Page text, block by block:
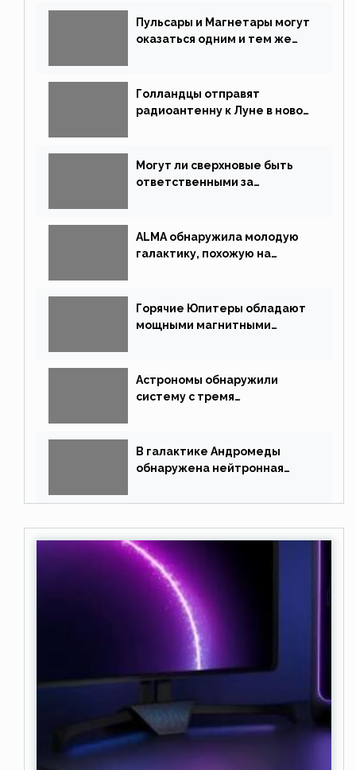
Пульсары и Магнетары могут
оказаться одним и тем же
Голландцы отправят
радиоантенну к Луне в новой
Могут ли сверхновые быть
ответственными за
ALMA обнаружила молодую
галактику, похожую на
Горячие Юпитеры обладают
мощными магнитными
Астрономы обнаружили
систему с тремя
В галактике Андромеды
обнаружена нейтронная